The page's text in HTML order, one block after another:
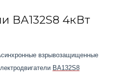
ВА132S8 4кВт
взрывозащищенные
ВА132S8